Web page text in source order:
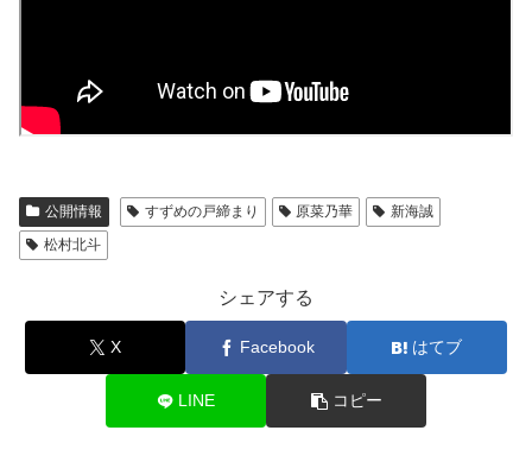
公開情報 すずめの戸締まり 原菜乃華
新海誠
松村北斗
シェアする
X Facebook はてブ
LINE コピー